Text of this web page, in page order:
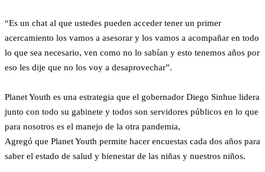
“Es un chat al que ustedes pueden acceder tener un primer
acercamiento los vamos a asesorar y los vamos a acompañar en todo
lo que sea necesario, ven como no lo sabían y esto tenemos años por
eso les dije que no los voy a desaprovechar”.
Planet Youth es una estrategia que el gobernador Diego Sinhue lidera
junto con todo su gabinete y todos son servidores públicos en lo que
para nosotros es el manejo de la otra pandemia,
Agregó que Planet Youth permite hacer encuestas cada dos años para
saber el estado de salud y bienestar de las niñas y nuestros niños.